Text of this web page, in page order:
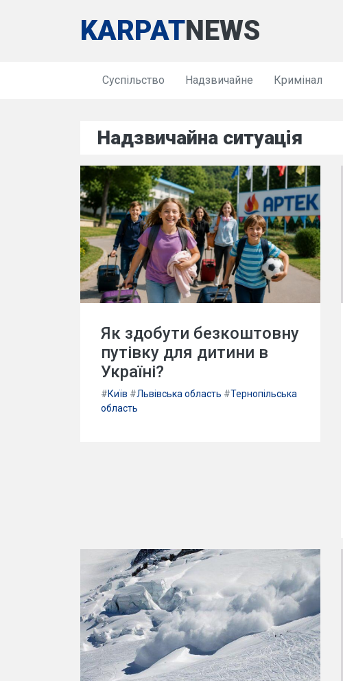
KARPATNEWS
Суспільство Надзвичайне Кримінал
Надзвичайна ситуація
Як здобути безкоштовну
путівку для дитини в
Україні?
#Київ #Львівська область #Тернопільська
область